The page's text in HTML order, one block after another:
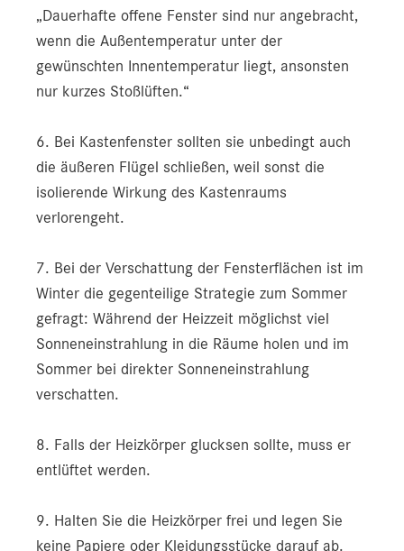
„Dauerhafte offene Fenster sind nur angebracht,
wenn die Außentemperatur unter der
gewünschten Innentemperatur liegt, ansonsten
nur kurzes Stoßlüften.“
6. Bei Kastenfenster sollten sie unbedingt auch
die äußeren Flügel schließen, weil sonst die
isolierende Wirkung des Kastenraums
verlorengeht.
7. Bei der Verschattung der Fensterflächen ist im
Winter die gegenteilige Strategie zum Sommer
gefragt: Während der Heizzeit möglichst viel
Sonneneinstrahlung in die Räume holen und im
Sommer bei direkter Sonneneinstrahlung
verschatten.
8. Falls der Heizkörper glucksen sollte, muss er
entlüftet werden.
9. Halten Sie die Heizkörper frei und legen Sie
keine Papiere oder Kleidungsstücke darauf ab.